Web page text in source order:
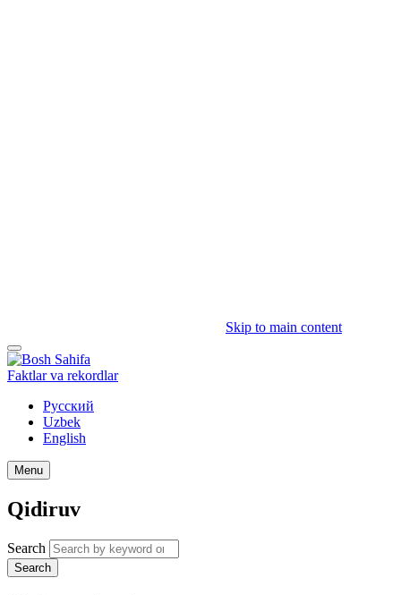
Skip to main content
Faktlar va rekordlar
Русский
Uzbek
English
Menu
Qidiruv
Search
Search